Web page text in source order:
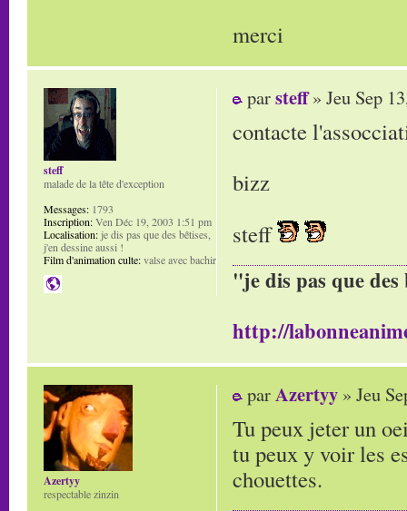
merci
parsteff» Jeu Sep
contacte
bizz
steff
"je dis pas que
http://
steff
malade de la tête d'exception
Messages: 1793
Inscription:Ven Déc 19, 2003 1:51 pm
Localisation:je dis pas que des bêtises,
j'en dessine aussi !
Film d'animation culte:valse avec bachir
parAzertyy » Jeu
Tu peux jeter un
tu peux y voir les
chouettes.
Azertyy
respectable zinzin